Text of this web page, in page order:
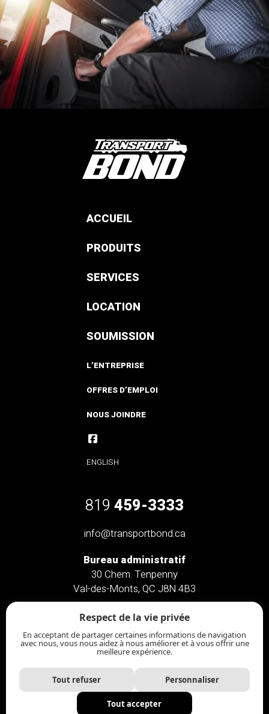
ACCUEIL
PRODUITS
SERVICES
LOCATION
SOUMISSION
L’ENTREPRISE
OFFRES D’EMPLOI
NOUS JOINDRE
ENGLISH
819 459-3333
info@transportbond.ca
Bureau administratif
30 Chem. Tenpenny
Val-des-Monts, QC J8N 4B3
Bureau administratif
46 Chem. Saint-Clément
Chelsea, QC J9B 2L3
Transport Bond© Tous droits réservés | Site
web parDistantia
Respect de la vie privée
En acceptant de partager certaines informations de navigation
avec nous, vous nous aidez à nous améliorer et à vous offrir une
meilleure expérience.
Tout refuser Personnaliser
Tout accepter